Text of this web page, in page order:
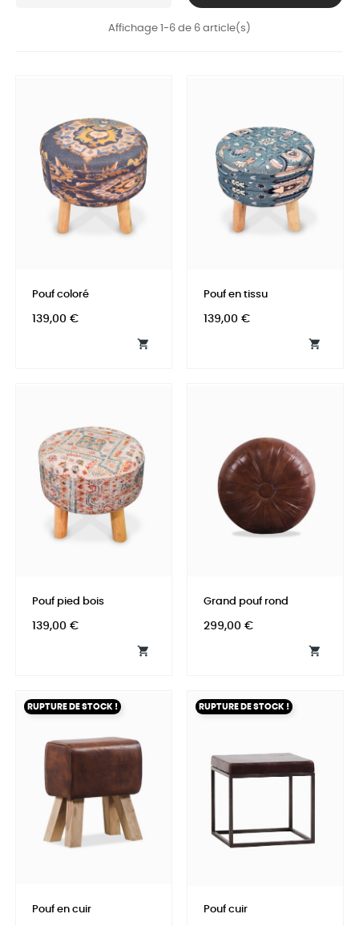
Affichage 1-6 de 6 article(s)
Pouf coloré
Prix
139,00 €

Pouf en tissu
Prix
139,00 €

Pouf pied bois
Prix
139,00 €

Grand pouf rond
Prix
299,00 €

RUPTURE DE STOCK !
Pouf en cuir
RUPTURE DE STOCK !
Pouf cuir